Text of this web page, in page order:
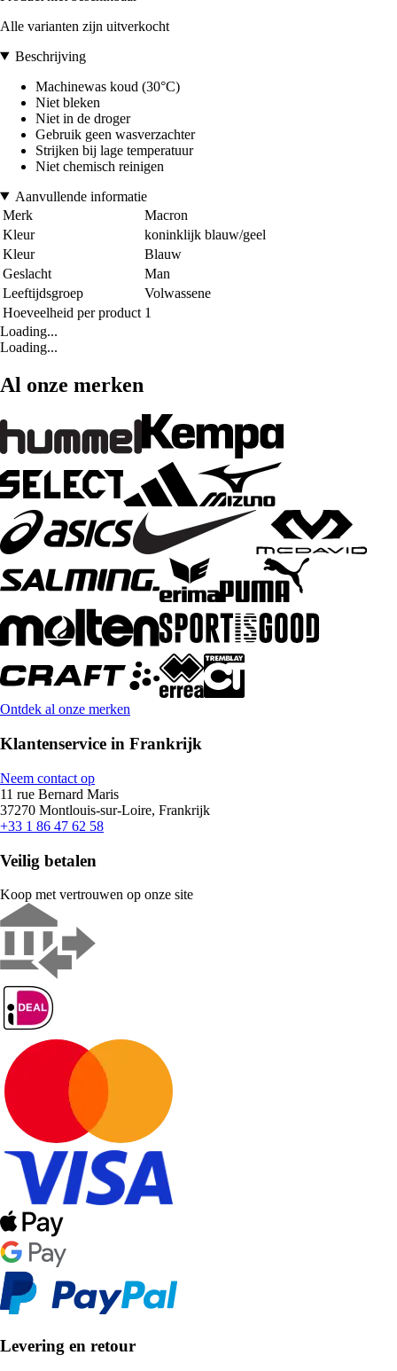
Alle varianten zijn uitverkocht
Beschrijving
Machinewas koud (30°C)
Niet bleken
Niet in de droger
Gebruik geen wasverzachter
Strijken bij lage temperatuur
Niet chemisch reinigen
Aanvullende informatie
Merk
Macron
Kleur
koninklijk blauw/geel
Kleur
Blauw
Geslacht
Man
Leeftijdsgroep
Volwassene
Hoeveelheid per product 1
Loading...
Loading...
Al onze merken
Ontdek al onze merken
Klantenservice in Frankrijk
Neem contact op
11 rue Bernard Maris
37270 Montlouis-sur-Loire, Frankrijk
+33 1 86 47 62 58
Veilig betalen
Koop met vertrouwen op onze site
Levering en retour